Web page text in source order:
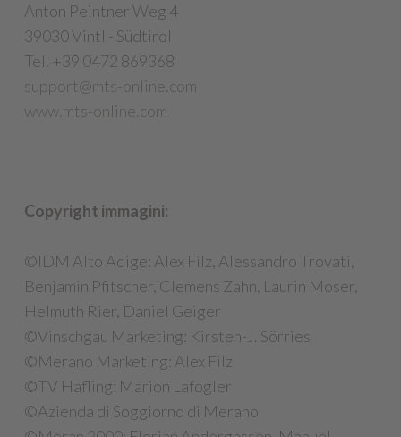
Anton Peintner Weg 4
39030 Vintl - Südtirol
Tel. +39 0472 869368
support@mts-online.com
www.mts-online.com
Copyright immagini:
©IDM Alto Adige: Alex Filz, Alessandro Trovati,
Benjamin Pfitscher, Clemens Zahn, Laurin Moser,
Helmuth Rier, Daniel Geiger
©Vinschgau Marketing: Kirsten-J. Sörries
©Merano Marketing: Alex Filz
©TV Hafling: Marion Lafogler
©Azienda di Soggiorno di Merano